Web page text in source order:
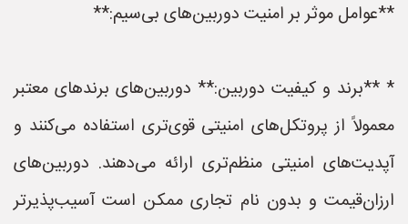
**عوامل موثر بر امنیت دوربین‌های بی‌سیم:**
* **برند و کیفیت دوربین:** دوربین‌های برندهای معتبر
معمولاً از پروتکل‌های امنیتی قوی‌تری استفاده می‌کنند و
آپدیت‌های امنیتی منظم‌تری ارائه می‌دهند. دوربین‌های
ارزان‌قیمت و بدون نام تجاری ممکن است آسیب‌پذیرتر